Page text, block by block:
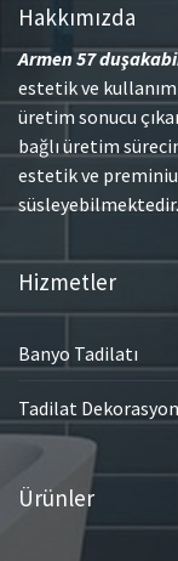
Hakkımızda
Armen 57
estetik ve
üretim sonucu
bağlı üretim
estetik ve
Hizmetler
Banyo Tadilatı
Tadilat Dekorasyon
Ürünler